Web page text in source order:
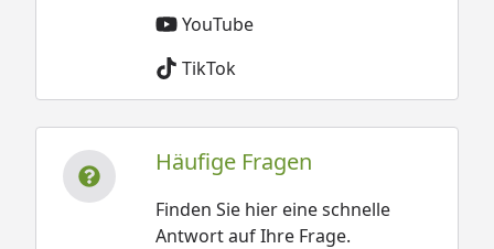
YouTube
TikTok
Häufige Fragen
Finden Sie hier eine schnelle
Antwort auf Ihre Frage.